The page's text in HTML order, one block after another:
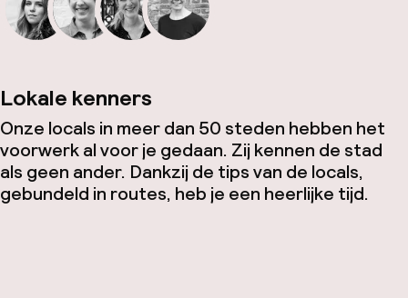
Lokale kenners
Onze locals in meer dan 50 steden hebben het
voorwerk al voor je gedaan. Zij kennen de stad
als geen ander. Dankzij de tips van de locals,
gebundeld in routes, heb je een heerlijke tijd.